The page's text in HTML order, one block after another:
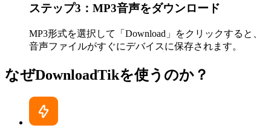
ステップ3：MP3音声をダウンロード
MP3形式を選択して「Download」をクリックすると、
音声ファイルがすぐにデバイスに保存されます。
なぜDownloadTikを使うのか？